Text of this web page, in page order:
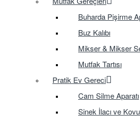
Buharda Pişirme
Buz Kalıbı
Mikser & Mikser
Mutfak Tartısı
Pratik Ev Gereci
Cam Silme Aparatı
Sinek İlacı ve